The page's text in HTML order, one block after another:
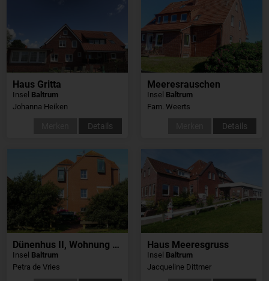
Haus Gritta
Insel Baltrum
Johanna Heiken
Details
Meeresrauschen
Insel Baltrum
Fam. Weerts
Details
Dünenhus II, Wohnung 18
Insel Baltrum
Petra de Vries
Haus Meeresgruss
Insel Baltrum
Jacqueline Dittmer